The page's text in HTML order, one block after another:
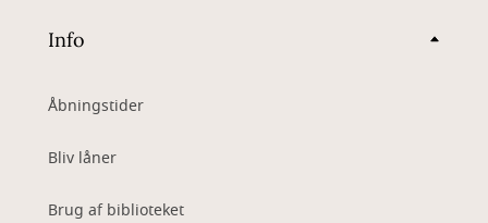
Info
Åbningstider
Bliv låner
Brug af biblioteket